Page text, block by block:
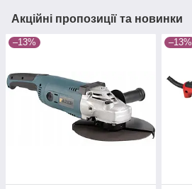
Акційні пропозиції та новинки
–13% –13%